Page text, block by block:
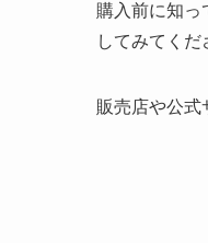
購入前に知っ
してみてくだ
販売店や公式